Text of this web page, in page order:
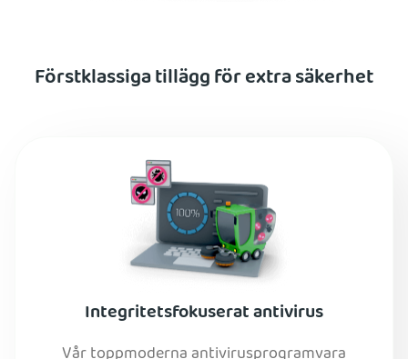
Förstklassiga tillägg för extra säkerhet
Integritetsfokuserat antivirus